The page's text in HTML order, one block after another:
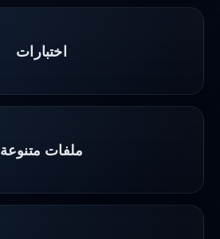
اختبارات
ملفات متنوعة